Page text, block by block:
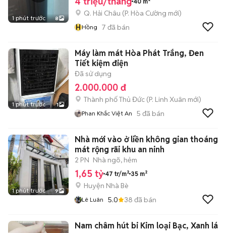
1 phút trước 8
Q. Hải Châu (P. Hòa Cường mới)
HHồng 7 đã bán
1 phút trước 1
Máy làm mát Hòa Phát Trắng, Đen
Tiết kiệm điện
Đã sử dụng
2.000.000 đ
Thành phố Thủ Đức (P. Linh Xuân mới)
Phan Khắc Việt An 5 đã bán
1 phút trước 9
Nhà mới vào ở liền không gian thoáng
mát rộng rãi khu an ninh
2 PN Nhà ngõ, hẻm
1,65 tỷ 47 tr/m² 35 m²
Huyện Nhà Bè
Lê Luân 5.0 38 đã bán
Nam châm hút bi Kim loại Bạc, Xanh lá